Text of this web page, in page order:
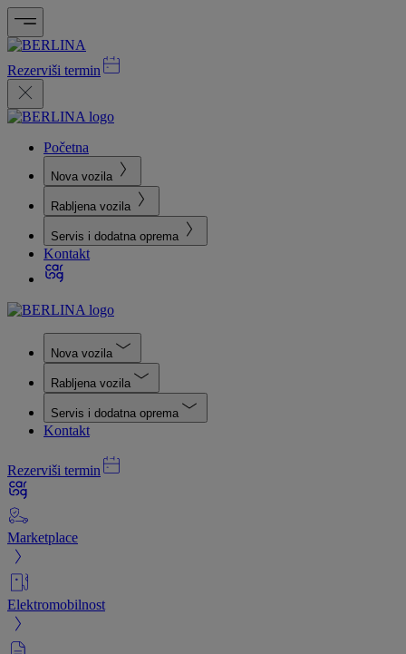
Rezerviši termin
Početna
Nova vozila
Rabljena vozila
Servis i dodatna oprema
Kontakt
Nova vozila
Rabljena vozila
Servis i dodatna oprema
Kontakt
Rezerviši termin
Marketplace
Elektromobilnost